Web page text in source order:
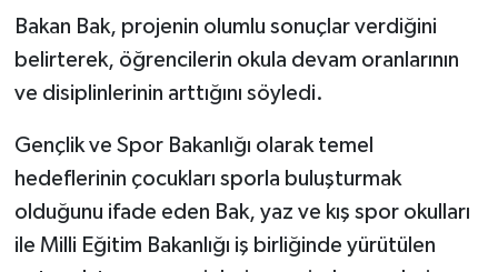
Bakan Bak, projenin olumlu sonuçlar verdiğini
belirterek, öğrencilerin okula devam oranlarının
ve disiplinlerinin arttığını söyledi.
Gençlik ve Spor Bakanlığı olarak temel
hedeflerinin çocukları sporla buluşturmak
olduğunu ifade eden Bak, yaz ve kış spor okulları
ile Milli Eğitim Bakanlığı iş birliğinde yürütülen